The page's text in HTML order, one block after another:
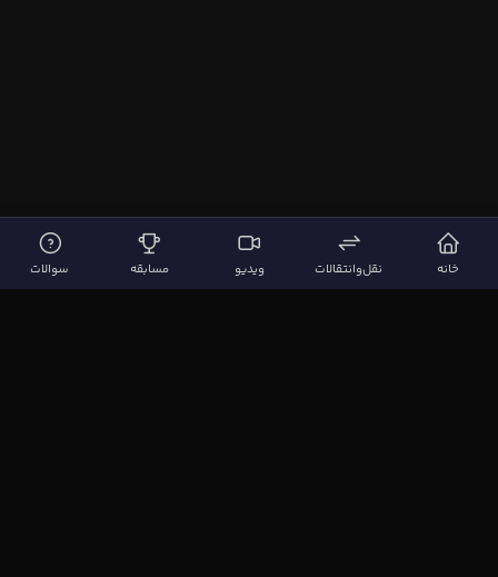
خانه نقل‌وانتقالات ویدیو مسابقه سوالات